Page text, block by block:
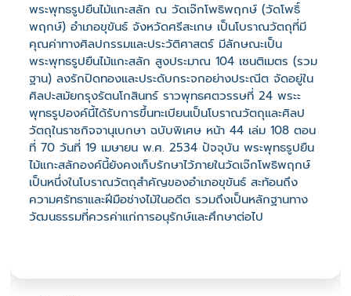
พระพุทธรูปยืนไม้แกะสลัก ณ วัดเจ๊กโพธิพฤกษ์ (วัดโพธิ์
พฤกษ์) อำเภอขุขันธ์ จังหวัดศรีสะเกษ เป็นโบราณวัตถุที่มี
คุณค่าทางศิลปกรรมและประวัติศาสตร์ มีลักษณะเป็น
พระพุทธรูปยืนไม้แกะสลัก สูงประมาณ 104 เซนติเมตร (รวม
ฐาน) ลงรักปิดทองและประดับกระจกอย่างประณีต จัดอยู่ใน
ศิลปะสมัยกรุงรัตนโกสินทร์ ราวพุทธศตวรรษที่ 24 พระะ
พุทธรูปองค์นี้ได้รับการขึ้นทะเบียนเป็นโบราณวัตถุและศิลป
วัตถุในราชกิจจานุเบกษา ฉบับพิเศษ หน้า 44 เล่ม 108 ตอน
ที่ 70 วันที่ 19 เมษายน พ.ศ. 2534 ปัจจุบัน พระพุทธรูปยืน
ไม้แกะสลักองค์นี้ยังคงเก็บรักษาไว้ภายในวัดเจ๊กโพธิพฤกษ์
เป็นหนึ่งในโบราณวัตถุสำคัญของอำเภอขุขันธ์ สะท้อนถึง
ความศรัทธาและฝีมือช่างไม้ในอดีต รวมถึงเป็นหลักฐานทาง
วัฒนธรรมที่ควรค่าแก่การอนุรักษ์และศึกษาต่อไป